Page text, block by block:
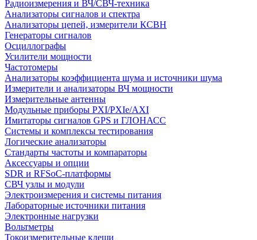
Радиоизмерения и ВЧ/СВЧ-техника
Анализаторы сигналов и спектра
Анализаторы цепей, измерители КСВН
Генераторы сигналов
Осциллографы
Усилители мощности
Частотомеры
Анализаторы коэффициента шума и источники шума
Измерители и анализаторы ВЧ мощности
Измерительные антенны
Модульные приборы PXI/PXIe/AXI
Имитаторы сигналов GPS и ГЛОНАСС
Системы и комплексы тестирования
Логические анализаторы
Стандарты частоты и компараторы
Аксессуары и опции
SDR и RFSoC‑платформы
СВЧ узлы и модули
Электроизмерения и системы питания
Лабораторные источники питания
Электронные нагрузки
Вольтметры
Токоизмерительные клещи